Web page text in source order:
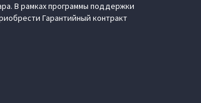
В рамках программы поддержки
Гарантийный контракт